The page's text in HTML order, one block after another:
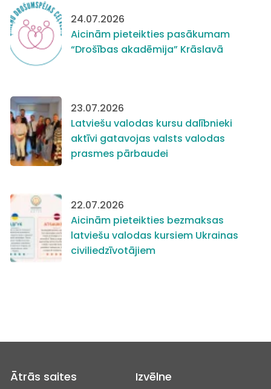
24.07.2026
Aicinām pieteikties pasākumam
“Drošības akadēmija” Krāslavā
23.07.2026
Latviešu valodas kursu dalībnieki
aktīvi gatavojas valsts valodas
prasmes pārbaudei
22.07.2026
Aicinām pieteikties bezmaksas
latviešu valodas kursiem Ukrainas
civiliedzīvotājiem
Ātrās saites Izvēlne